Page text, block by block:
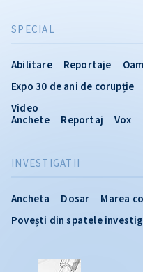
INVESTIGATII
Ancheta Dosar
Marea
Povești din spatele
SPECIAL
Abilitare Reportaje
Expo 30 de ani de corupție
Video
Anchete
Reportaj Vox